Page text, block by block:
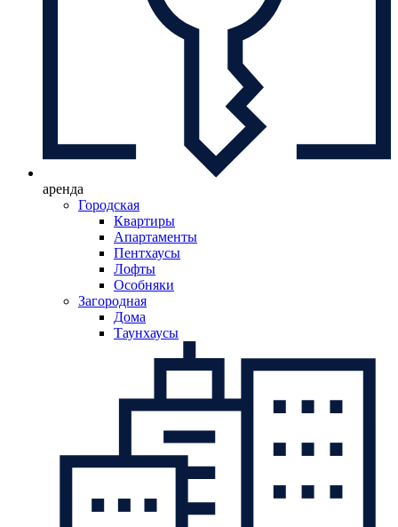
аренда
Городская
Квартиры
Апартаменты
Пентхаусы
Лофты
Особняки
Загородная
Дома
Таунхаусы